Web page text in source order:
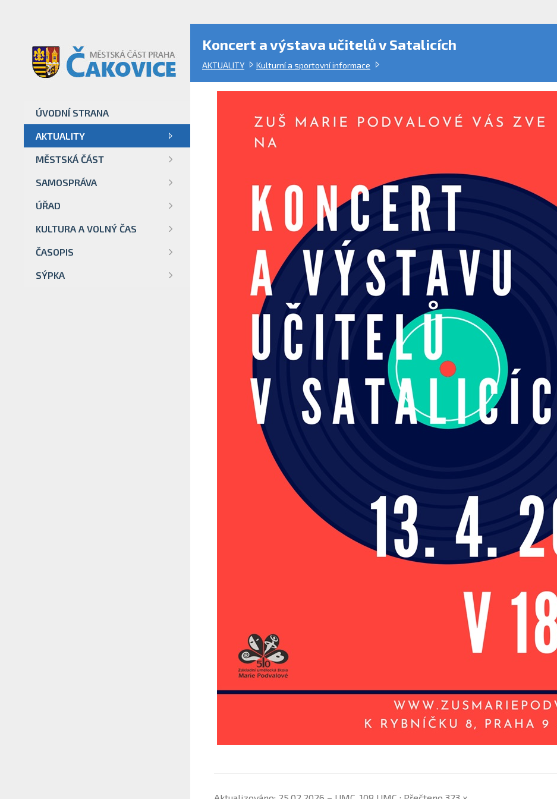
Koncert a výstava učitelů v Satalicích
AKTUALITY Kulturní a sportovní informace
ÚVODNÍ STRANA
AKTUALITY
MĚSTSKÁ ČÁST
SAMOSPRÁVA
ÚŘAD
KULTURA A VOLNÝ ČAS
ČASOPIS
SÝPKA